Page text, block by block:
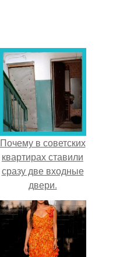
Почему в советских
квартирах ставили
сразу две входные
двери.